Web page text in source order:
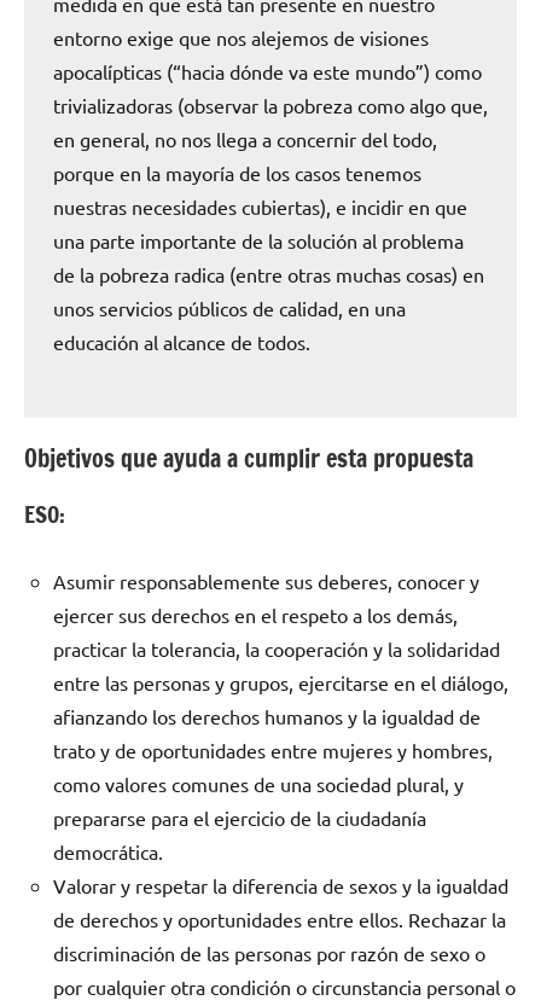
entorno exige que nos alejemos de visiones
apocalípticas (“hacia dónde va este mundo”) como
trivializadoras (observar la pobreza como algo que,
en general, no nos llega a concernir del todo,
porque en la mayoría de los casos tenemos
nuestras necesidades cubiertas), e incidir en que
una parte importante de la solución al problema
de la pobreza radica (entre otras muchas cosas) en
unos servicios públicos de calidad, en una
educación al alcance de todos.
Objetivos que ayuda a cumplir esta propuesta
ESO:
Asumir responsablemente sus deberes, conocer y
ejercer sus derechos en el respeto a los demás,
practicar la tolerancia, la cooperación y la solidaridad
entre las personas y grupos, ejercitarse en el diálogo,
afianzando los derechos humanos y la igualdad de
trato y de oportunidades entre mujeres y hombres,
como valores comunes de una sociedad plural, y
prepararse para el ejercicio de la ciudadanía
democrática.
Valorar y respetar la diferencia de sexos y la igualdad
de derechos y oportunidades entre ellos. Rechazar la
discriminación de las personas por razón de sexo o
por cualquier otra condición o circunstancia personal o